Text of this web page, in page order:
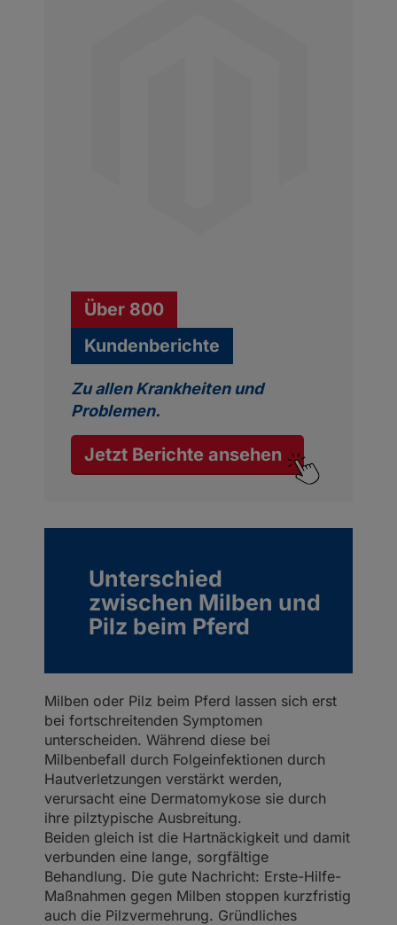
Über 800
Kundenberichte
Zu allen Krankheiten und
Problemen.
Jetzt Berichte ansehen
Unterschied
zwischen Milben und
Pilz beim Pferd
Milben oder Pilz beim Pferd lassen sich erst
bei fortschreitenden Symptomen
unterscheiden. Während diese bei
Milbenbefall durch Folgeinfektionen durch
Hautverletzungen verstärkt werden,
verursacht eine Dermatomykose sie durch
ihre pilztypische Ausbreitung.
Beiden gleich ist die Hartnäckigkeit und damit
verbunden eine lange, sorgfältige
Behandlung. Die gute Nachricht: Erste-Hilfe-
Maßnahmen gegen Milben stoppen kurzfristig
auch die Pilzvermehrung. Gründliches